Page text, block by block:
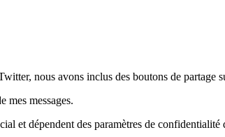
nous avons inclus des boutons de partage
mes messages.
et dépendent des paramètres de confidentialité